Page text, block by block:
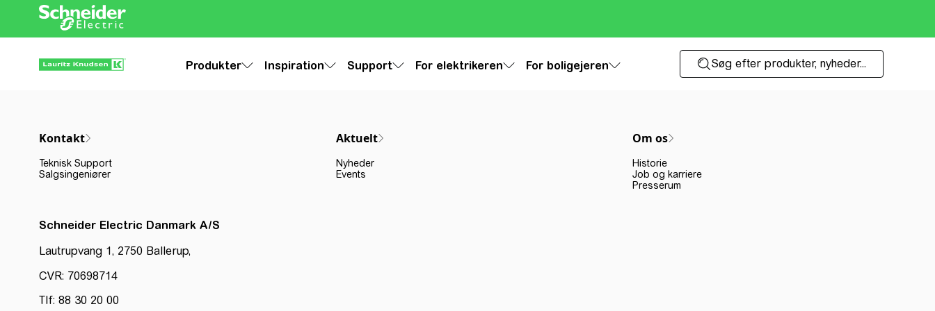
Produkter Inspiration Support For elektrikeren For boligejeren Søg efter produkter, nyheder...
Kontakt
Teknisk Support
Salgsingeniører
Aktuelt
Nyheder
Events
Om os
Historie
Job og karriere
Presserum
Schneider Electric Danmark A/S
Lautrupvang 1, 2750 Ballerup,
CVR: 70698714
Tlf: 88 30 20 00